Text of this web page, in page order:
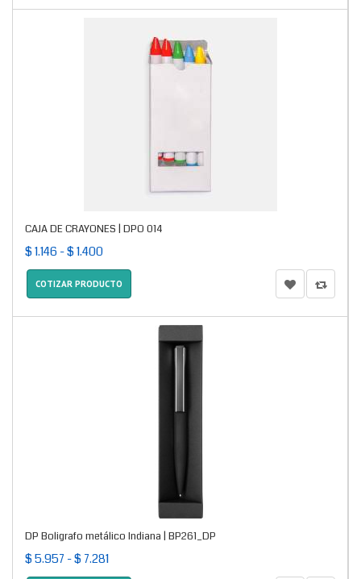
CAJA DE CRAYONES | DPO 014
$ 1.146 - $ 1.400
COTIZAR PRODUCTO
DP Boligrafo metálico Indiana | BP261_DP
$ 5.957 - $ 7.281